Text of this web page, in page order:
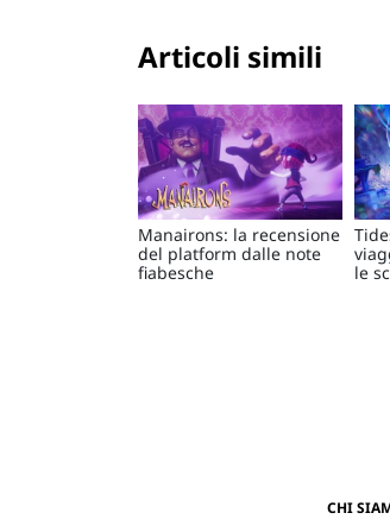
Articoli simili
Manairons: la recensione
del platform dalle note
fiabesche
le
CHI